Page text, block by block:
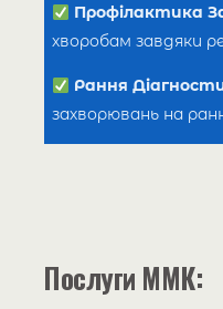
Профілактика
хворобам завдяки
Рання
захворювань на
Послуги ММК: